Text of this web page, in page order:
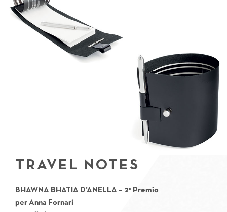
TRAVEL NOTES
BHAWNA BHATIA D’ANELLA – 2° Premio
per Anna Fornari